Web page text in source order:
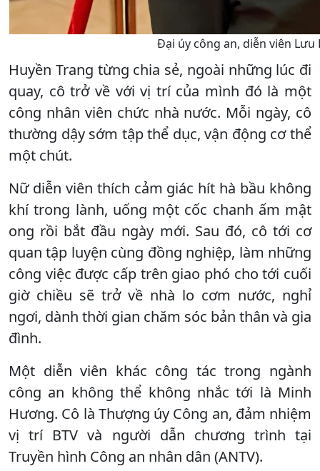
Đại úy công an, diễn viên Lưu
Huyền Trang từng chia sẻ, ngoài những lúc đi
quay, cô trở về với vị trí của mình đó là một
công nhân viên chức nhà nước. Mỗi ngày, cô
thường dậy sớm tập thể dục, vận động cơ thể
một chút.
Nữ diễn viên thích cảm giác hít hà bầu không
khí trong lành, uống một cốc chanh ấm mật
ong rồi bắt đầu ngày mới. Sau đó, cô tới cơ
quan tập luyện cùng đồng nghiệp, làm những
công việc được cấp trên giao phó cho tới cuối
giờ chiều sẽ trở về nhà lo cơm nước, nghỉ
ngơi, dành thời gian chăm sóc bản thân và gia
đình.
Một diễn viên khác công tác trong ngành
công an không thể không nhắc tới là Minh
Hương. Cô là Thượng úy Công an, đảm nhiệm
vị trí BTV và người dẫn chương trình tại
Truyền hình Công an nhân dân (ANTV).